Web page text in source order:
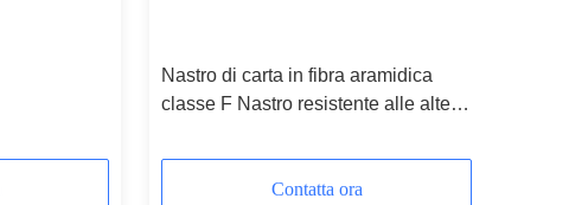
Nastro di carta in fibra aramidica
classe F Nastro resistente alle alte
Contatta ora